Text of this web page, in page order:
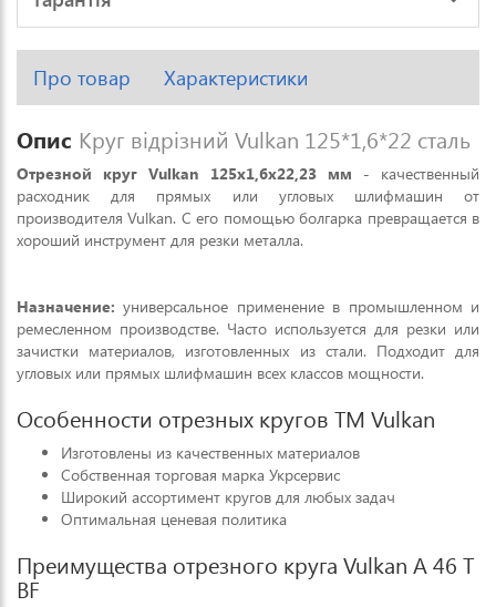
Про товар Характеристики
Опис Круг відрізний Vulkan 125*1,6*22 сталь
Отрезной круг Vulkan 125х1,6х22,23 мм - качественный
расходник для прямых или угловых шлифмашин от
производителя Vulkan. С его помощью болгарка превращается в
хороший инструмент для резки металла.
Назначение: универсальное применение в промышленном и
ремесленном производстве. Часто используется для резки или
зачистки материалов, изготовленных из стали. Подходит для
угловых или прямых шлифмашин всех классов мощности.
Особенности отрезных кругов ТМ Vulkan
Изготовлены из качественных материалов
Собственная торговая марка Укрсервис
Широкий ассортимент кругов для любых задач
Оптимальная ценевая политика
Преимущества отрезного круга Vulkan A 46 T
BF